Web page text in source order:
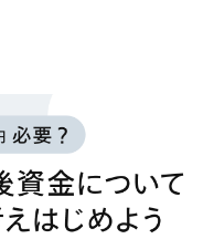
能な1,800万円